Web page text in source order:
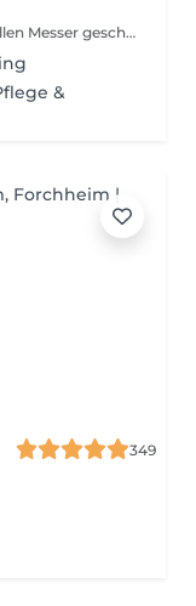
Der Calligraphy Cut wird mit einem speziellen Messer geschnitten, dem Calligraphen. Mit dem Calligraphen wird das Haar mit leichten Bewegungen in Wuchsrichtung schräg angeschnitten. Der Calligraphy Cut sorgt dafür, dass die Haarspitzen sich gegenseitig stützen. Der Calligraphy Cut ermöglicht das Schönschneiden der Haare in bislang einzigartiger Präzision.
&
349